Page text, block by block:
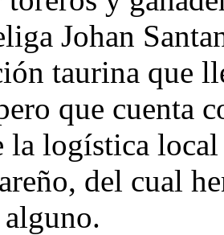
Johan
taurina que
que cuenta
la logística
del cual